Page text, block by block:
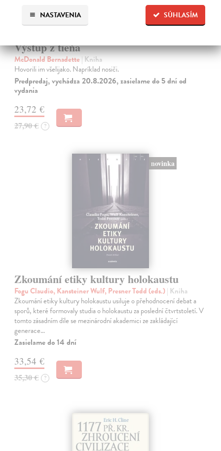
SÚHLASÍM
NASTAVENIA
Výstup z tieňa
McDonald Bernadette | Kniha
Hovorili im všelijako. Napríklad nosiči.
Predpredaj, vychádza 20.8.2026, zasielame do 5 dní od
vydania
23,72 €
27,90 € ?
novinka
Zkoumání etiky kultury holokaustu
Fogu Claudio, Kansteiner Wulf, Presner Todd (eds.)| Kniha
Zkoumání etiky kultury holokaustu usiluje o přehodnocení debat a
sporů, které formovaly studia o holokaustu za poslední čtvrtstoletí. V
tomto zásadním díle se mezinárodní akademici ze zakládající
generace…
Zasielame do 14 dní
33,54 €
35,30 € ?